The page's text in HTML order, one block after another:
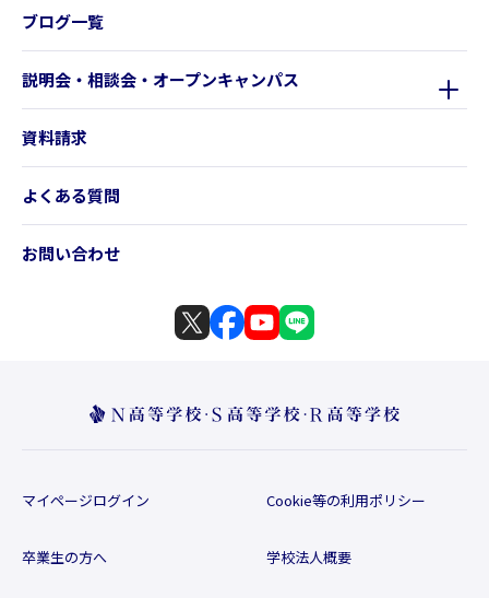
ブログ一覧
説明会・相談会・オープンキャンパス
資料請求
よくある質問
お問い合わせ
マイページログイン
卒業生の方へ
Cookie等の利用ポリシー
学校法人概要